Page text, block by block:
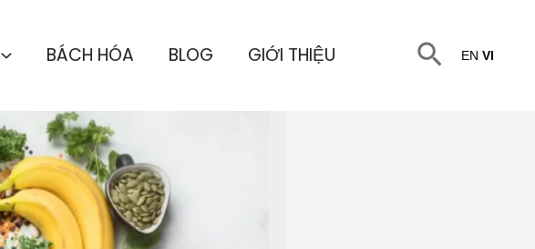
BÁCH HÓA BLOG GIỚI THIỆU
Tìm
EN VI